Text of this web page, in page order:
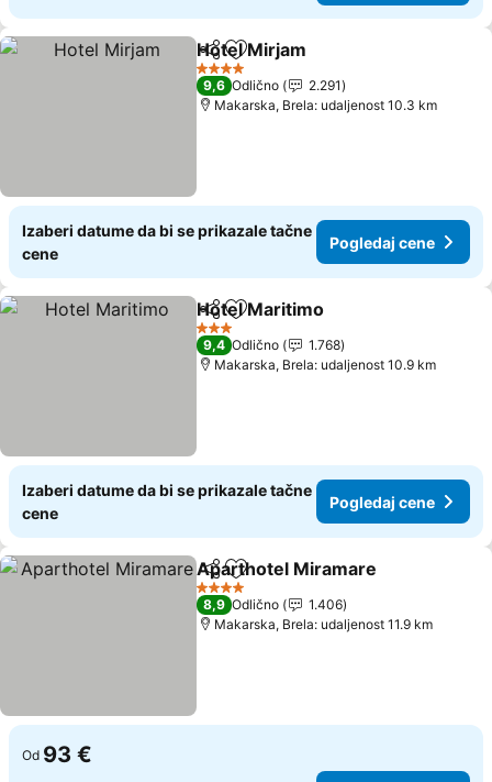
Deli Dodati u favorite
Hotel Mirjam
4 Zvezdice
9,6 Odlično
2.291
Makarska, Brela: udaljenost 10.3 km
Izaberi datume da bi se prikazale tačne
cene
Pogledaj cene
Deli Dodati u favorite
Hotel Maritimo
3 Zvezdice
9,4 Odlično
1.768
Makarska, Brela: udaljenost 10.9 km
Izaberi datume da bi se prikazale tačne
cene
Pogledaj cene
Deli Dodati u favorite
Aparthotel Miramare
4 Zvezdice
8,9 Odlično
1.406
Makarska, Brela: udaljenost 11.9 km
Od 93 €